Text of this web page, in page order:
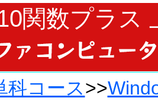
関数プラス
科コース>>